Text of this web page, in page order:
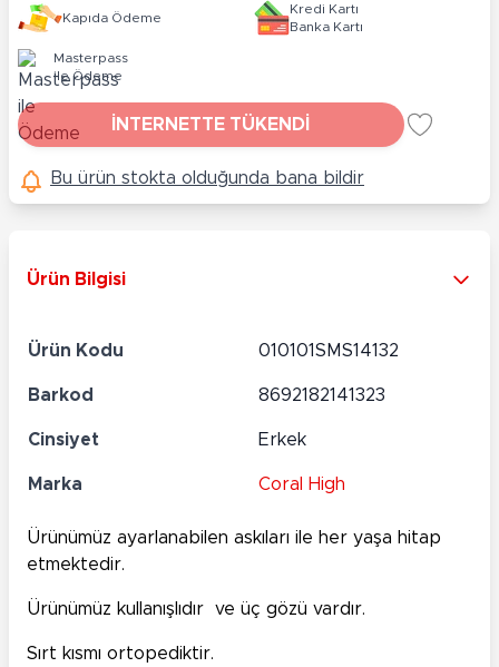
Kapıda Ödeme
Kredi Kartı
Banka Kartı
Masterpass
ile Ödeme
İNTERNETTE TÜKENDİ
Bu ürün stokta olduğunda bana bildir
Ürün Bilgisi
Ürün Kodu 010101SMS14132
Barkod 8692182141323
Cinsiyet Erkek
Marka Coral High
Ürünümüz ayarlanabilen askıları ile her yaşa hitap
etmektedir.
Ürünümüz kullanışlıdır ve üç gözü vardır.
Sırt kısmı ortopediktir.